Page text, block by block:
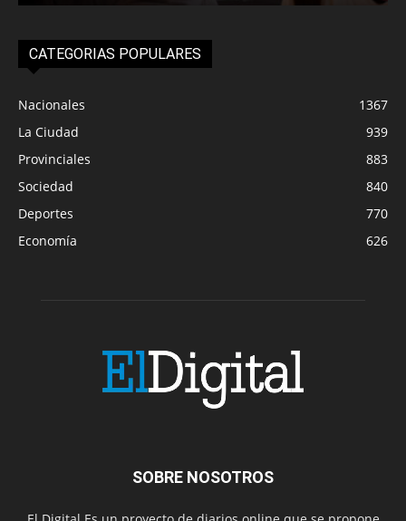
CATEGORIAS POPULARES
Nacionales
1367
La Ciudad
939
Provinciales
883
Sociedad
840
Deportes
770
Economía
626
SOBRE NOSOTROS